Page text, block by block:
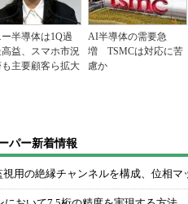
半導体は1Q過
益、スマホ市況
主要顧客ら拡大
AI半導体の需要急
増 TSMCは対応に苦
慮か
パー新着情報
用の絶縁チャンネルを構成、位相マ